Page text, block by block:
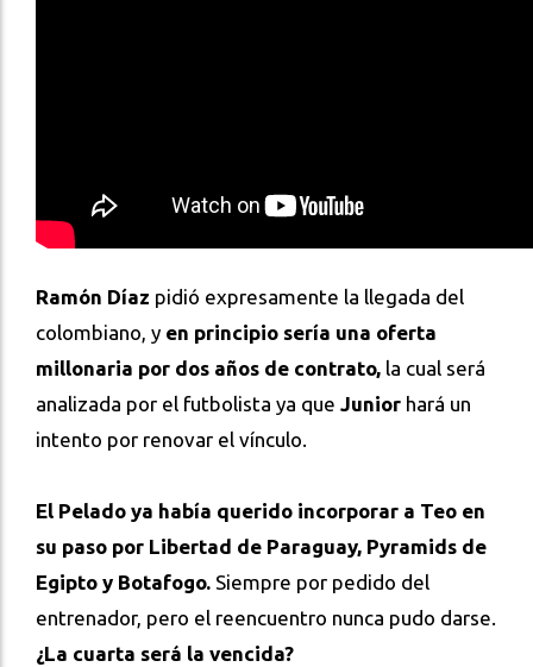
Ramón Díaz pidió expresamente la llegada del
colombiano, y en principio sería una oferta
millonaria por dos años de contrato, la cual será
analizada por el futbolista ya que Junior hará un
intento por renovar el vínculo.
El Pelado ya había querido incorporar a Teo en
su paso por Libertad de Paraguay, Pyramids de
Egipto y Botafogo. Siempre por pedido del
entrenador, pero el reencuentro nunca pudo darse.
¿La cuarta será la vencida?